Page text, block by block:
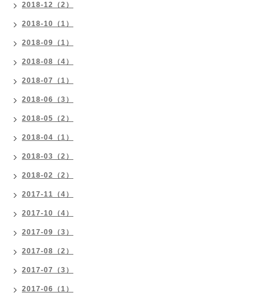
2018-12（2）
2018-10（1）
2018-09（1）
2018-08（4）
2018-07（1）
2018-06（3）
2018-05（2）
2018-04（1）
2018-03（2）
2018-02（2）
2017-11（4）
2017-10（4）
2017-09（3）
2017-08（2）
2017-07（3）
2017-06（1）